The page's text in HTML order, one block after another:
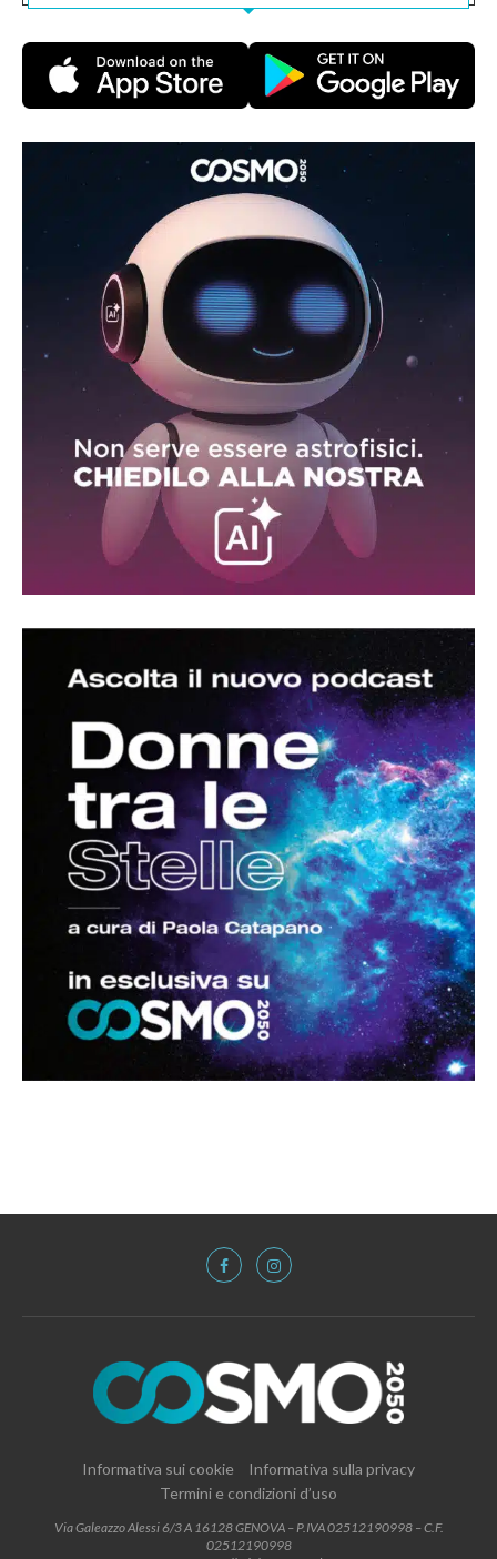
Informativa sui cookie
Informativa sulla privacy
Termini e condizioni d’uso
Via Galeazzo Alessi 6/3 A 16128 GENOVA – P.IVA 02512190998 – C.F.
02512190998